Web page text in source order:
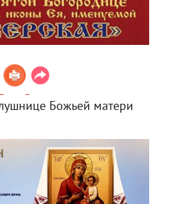
Божьей матери